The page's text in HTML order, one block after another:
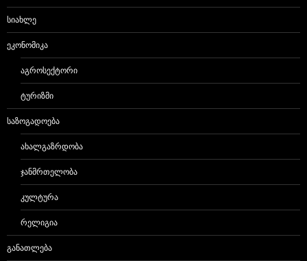
ᲡᲘᲐᲮᲚᲔ
ᲔᲙᲝᲜᲝᲛᲘᲙᲐ
ᲐᲒᲠᲝᲡᲔᲥᲢᲝᲠᲘ
ᲢᲣᲠᲘᲖᲛᲘ
ᲡᲐᲖᲝᲒᲐᲓᲝᲔᲑᲐ
ᲐᲮᲐᲚᲒᲐᲖᲠᲓᲝᲑᲐ
ᲯᲐᲜᲛᲠᲗᲔᲚᲝᲑᲐ
ᲙᲣᲚᲢᲣᲠᲐ
ᲠᲔᲚᲘᲒᲘᲐ
ᲒᲐᲜᲐᲗᲚᲔᲑᲐ